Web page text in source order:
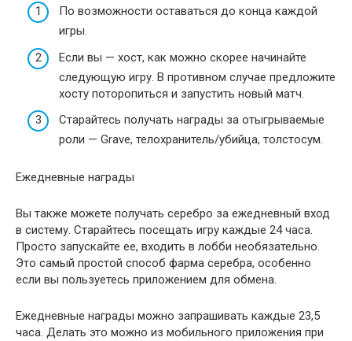
По возможности оставаться до конца каждой
игры.
Если вы — хост, как можно скорее начинайте
следующую игру. В противном случае предложите
хосту поторопиться и запустить новый матч.
Старайтесь получать награды за отыгрываемые
роли — Grave, телохранитель/убийца, толстосум.
Ежедневные награды
Вы также можете получать серебро за ежедневный вход
в систему. Старайтесь посещать игру каждые 24 часа.
Просто запускайте ее, входить в лобби необязательно.
Это самый простой способ фарма серебра, особенно
если вы пользуетесь приложением для обмена.
Ежедневные награды можно запрашивать каждые 23,5
часа. Делать это можно из мобильного приложения при